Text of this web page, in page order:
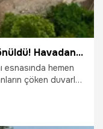
Afyonkarahisar'da faciadan dönüldü! Havadan çekilen görüntüler olayı gözler önüne serdi
esnasında hemen
çöken duvarları